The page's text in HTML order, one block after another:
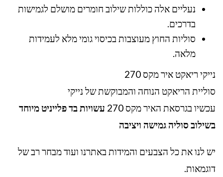
נעליים אלה כוללות שילוב חומרים מושלם לגמישות
בדרכים.
סוליות החוץ מעוצבות בכיסוי גומי מלא לעמידות
מלאה.
נייקי ריאקט איר מקס 270
סוליית הריאקט הנוחה והמבוקשת של נייקי
עכשיו בגרסאת האיר מקס 270
עשויות בד פלייניט מיוחד
בשילוב סוליה גמישה ויציבה
יש לנו את כל הצבעים והמידות באתרנו ועוד מבחר רב של
דוגמאות.